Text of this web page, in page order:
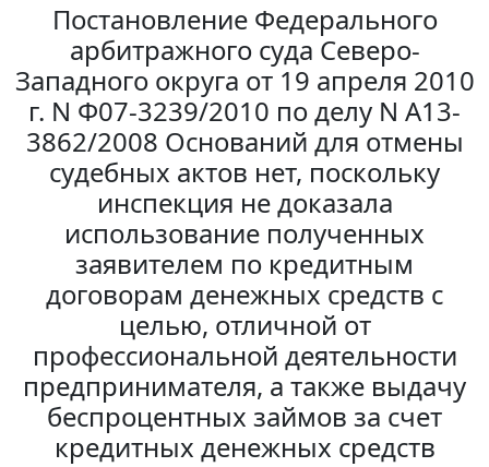
Постановление Федерального
арбитражного суда Северо-
Западного округа от 19 апреля 2010
г. N Ф07-3239/2010 по делу N А13-
3862/2008 Оснований для отмены
судебных актов нет, поскольку
инспекция не доказала
использование полученных
заявителем по кредитным
договорам денежных средств с
целью, отличной от
профессиональной деятельности
предпринимателя, а также выдачу
беспроцентных займов за счет
кредитных денежных средств